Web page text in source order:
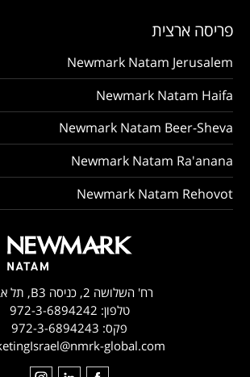
פריסה ארצית
Newmark Natam Jerusalem
Newmark Natam Haifa
Newmark Natam Beer-Sheva
Newmark Natam Ra'anana
Newmark Natam Rehovot
רח' השלושה 2, כניסה B3, תל אביב
טלפון: 972-3-6894242
פקס: 972-3-6894243
global.com